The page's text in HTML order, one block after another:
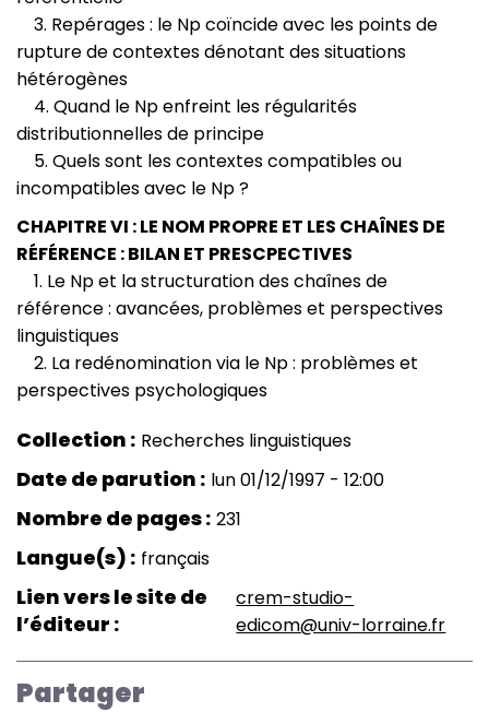
3. Repérages : le Np coïncide avec les points de
rupture de contextes dénotant des situations
hétérogènes
4. Quand le Np enfreint les régularités
distributionnelles de principe
5. Quels sont les contextes compatibles ou
incompatibles avec le Np ?
CHAPITRE VI : LE NOM PROPRE ET LES CHAÎNES DE
RÉFÉRENCE : BILAN ET PRESCPECTIVES
1. Le Np et la structuration des chaînes de
référence : avancées, problèmes et perspectives
linguistiques
2. La redénomination via le Np : problèmes et
perspectives psychologiques
Collection Recherches linguistiques
Date de parution lun 01/12/1997 - 12:00
Nombre de pages 231
Langue(s) français
Lien vers le site de
l’éditeur
crem-studio-
edicom@univ-lorraine.fr
Partager